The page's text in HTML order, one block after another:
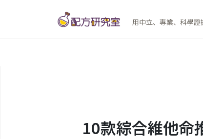
用中立、專業、科學
10款綜合維他命